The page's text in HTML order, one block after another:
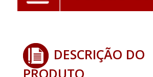
DESCRIÇÃO DO